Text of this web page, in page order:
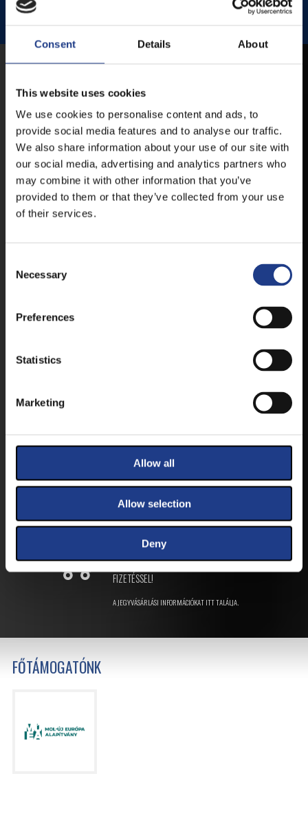
Consent Details About
This website uses cookies
We use cookies to personalise content and ads, to
provide social media features and to analyse our traffic.
We also share information about your use of our site with
our social media, advertising and analytics partners who
may combine it with other information that you’ve
provided to them or that they’ve collected from your use
of their services.
Necessary
Preferences
Statistics
Marketing
Allow all
Allow selection
Deny
JEZSUITA TEMPLOM JEZSUITA TEMPLOMKERT ESŐHELYSZÍNE
JEGYEK
VEGYE MEG JEGYÉTONLINE!
VÁLTSA MEG JEGYÉT ONLINE, BANKKÁRTYÁS
FIZETÉSSEL!
A JEGYVÁSÁRLÁSI INFORMÁCIÓKAT ITT TALÁLJA.
MOBIL APP
VESZPRÉMFEST
TÖLTSE LE APPLIKÁCIÓNKAT, HOGY
ELSŐ KÉZBŐL ÉRTESÜLHESSEN
LEGFRISSEBB HÍREINKRŐL,
ISMERT HELYEKEN, VAGY IDE KATTINTVA :
FŐTÁMOGATÓNK